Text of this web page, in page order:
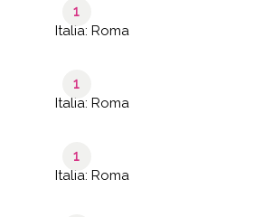
1
Italia: Roma
1
Italia: Roma
1
Italia: Roma